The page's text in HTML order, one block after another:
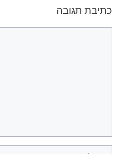
כתיבת תגובה